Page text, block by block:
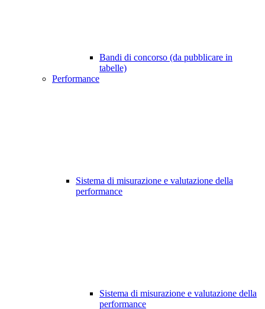
Bandi di concorso (da pubblicare in
tabelle)
Performance
Sistema di misurazione e valutazione della
performance
Sistema di misurazione e valutazione della
performance